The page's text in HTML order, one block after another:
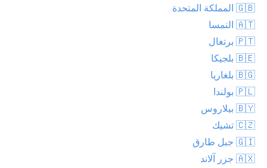
🇬🇧 المملكة المتحدة
🇦🇹 النمسا
🇵🇹 برتغال
🇧🇪 بلجيكا
🇧🇬 بلغاريا
🇵🇱 بولندا
🇧🇾 بيلاروس
🇨🇿 تشيك
🇬🇮 جبل طارق
🇦🇽 جزر آلاند